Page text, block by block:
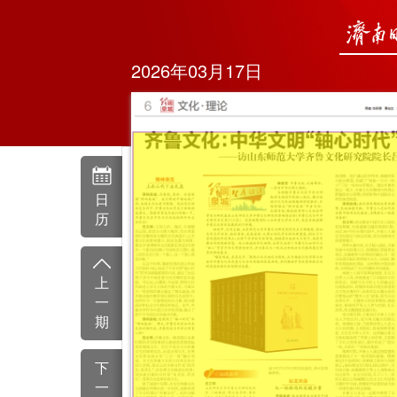
日
历
上
一
期
下
一
2026年03月17日